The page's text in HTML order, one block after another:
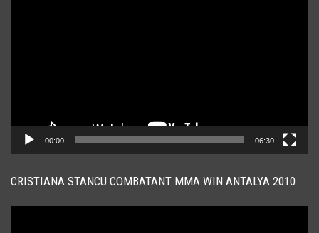
00:00 06:30
CRISTIANA STANCU COMBATANT MMA WIN ANTALYA 2010